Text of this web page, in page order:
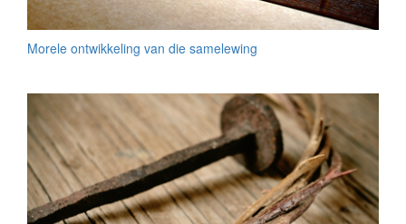
Morele ontwikkeling van die samelewing